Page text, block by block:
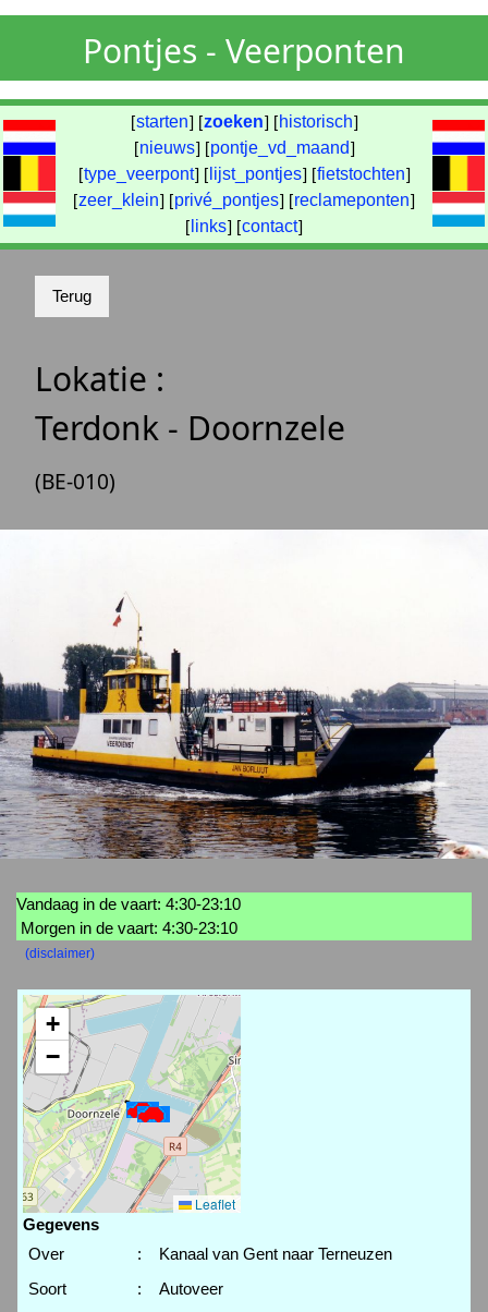
Pontjes - Veerponten
[starten] [zoeken] [ historisch]
[nieuws] [pontje_vd_maand]
[type_veerpont] [ lijst_pontjes] [fietstochten]
[zeer_klein] [privé_pontjes] [reclameponten]
[ links] [contact]
Lokatie :
Terdonk - Doornzele
(BE-010)
Vandaag in de vaart: 4:30-23:10
Morgen in de vaart: 4:30-23:10
(disclaimer)
+
−
Leaflet
Gegevens
Over
:
Kanaal van Gent naar Terneuzen
Soort
:
Autoveer